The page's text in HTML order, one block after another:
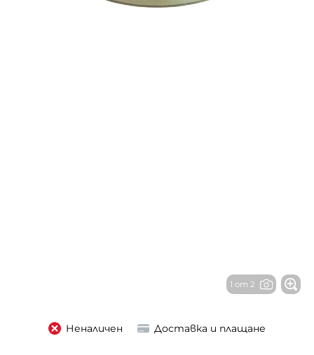
1 от 2
Неналичен Доставка и плащане